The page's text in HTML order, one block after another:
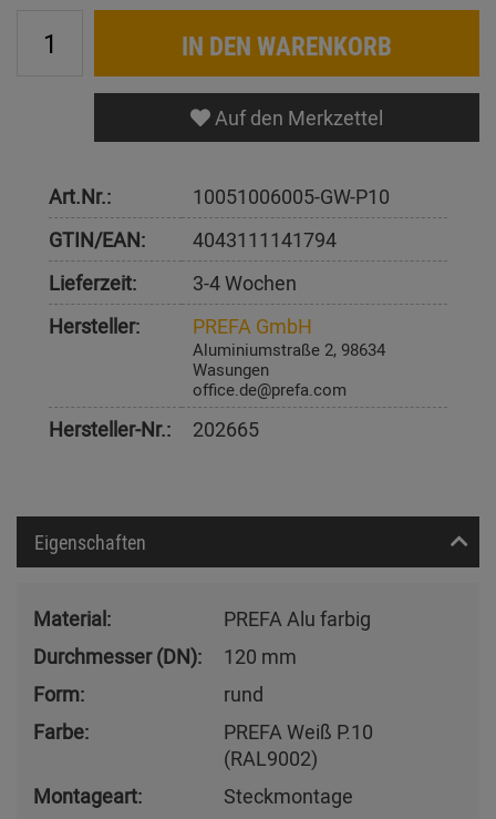
IN DEN WARENKORB
Auf den Merkzettel
Art.Nr.:
10051006005-GW-P10
GTIN/EAN:
4043111141794
Lieferzeit:
3-4 Wochen
Hersteller:
PREFA GmbH
Aluminiumstraße 2, 98634
Wasungen
office.de@prefa.com
Hersteller-Nr.: 202665
Eigenschaften
Material:
PREFA Alu farbig
Durchmesser (DN):
120 mm
Form:
rund
Farbe:
PREFA Weiß P.10
(RAL9002)
Montageart:
Steckmontage